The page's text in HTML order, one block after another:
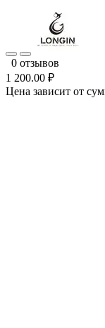
0 отзывов
1 200.00 ₽
Цена зависит от